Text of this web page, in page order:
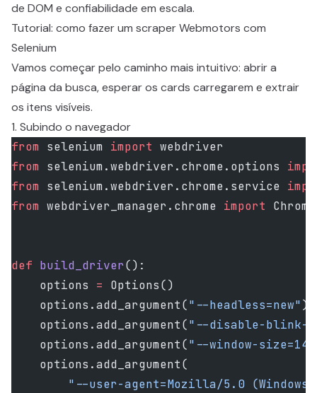
de DOM e confiabilidade em escala.
Tutorial: como fazer um scraper Webmotors com
Selenium
Vamos começar pelo caminho mais intuitivo: abrir a
página da busca, esperar os cards carregarem e extrair
os itens visíveis.
1. Subindo o navegador
from selenium import webdriver
from selenium.webdriver.chrome.options
from selenium.webdriver.chrome.service
from webdriver_manager.chrome import
def build_driver():
    options
= Options()
    options.add_argument(
"--headless=new")
    options.add_argument(
"--disable-blink-
    options.add_argument(
"--window-
    options.add_argument(
"--user-agent=Mozilla/5.0 (Windows